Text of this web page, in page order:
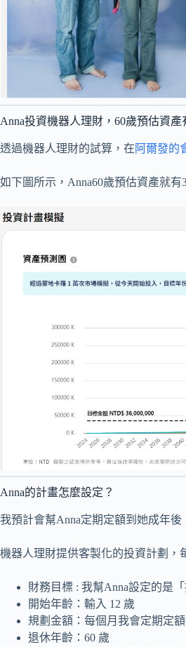
Anna投資機器人理財，60歲預估資產
透過機器人理財的試算，在 阿爾發的
如下圖所示，Anna60歲預估資產就有
Anna的計畫怎麼設定？
我預計會幫Anna定期定額到她成年
機器人理財提供客製化的投資計劃，
財務目標 : 我幫Anna設定的是「
開始年齡：輸入 12 歲
規劃金額：每個月我會定期定額
退休年齡：60 歲